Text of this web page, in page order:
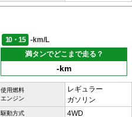
10・15
-km/L
満タンでどこまで走る？
-km
使用燃料
エンジン
レギュラー
ガソリン
駆動方式 4WD